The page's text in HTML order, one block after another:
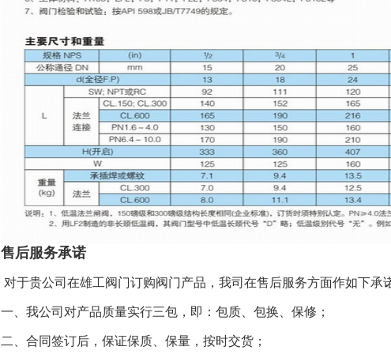
售后服务承诺
对于贵公司在雄工阀门订购阀门产品，我司在售后服务方面作如下承
一、我公司对产品质量实行三包，即：包质、包换、保修；
二、合同签订后，保证保质、保量，按时交货；